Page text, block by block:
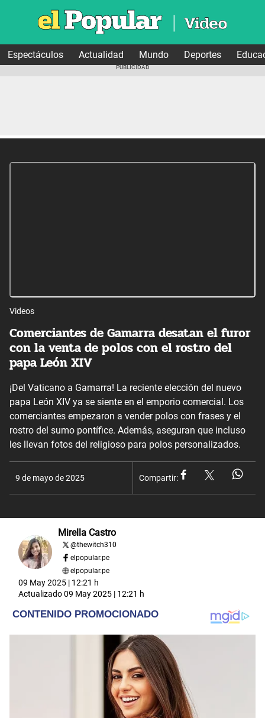
Espectáculos Actualidad Mundo Deportes
Videos
Comerciantes de Gamarra desatan el furor
con la venta de polos con el rostro del
papa León XIV
¡Del Vaticano a Gamarra! La reciente elección del nuevo
papa León XIV ya se siente en el emporio comercial. Los
comerciantes empezaron a vender polos con frases y el
rostro del sumo pontífice. Además, aseguran que incluso
les llevan fotos del religioso para polos personalizados.
9 de mayo de 2025 Compartir:
Mirella Castro
@thewitch310
elpopular.pe
elpopular.pe
09 May 2025 | 12:21 h
Actualizado09 May 2025 | 12:21 h